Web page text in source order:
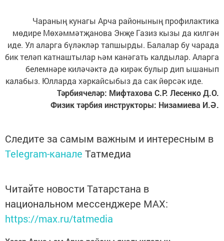
Чараның кунагы Арча районының профилактика
мөдире Мөхәммәтҗанова Энҗе Газиз кызы да килгән
иде. Ул аларга бүләкләр тапшырды. Балалар бу чарада
бик теләп катнаштылар һәм канәгать калдылар. Аларга
белемнәре киләчәктә дә кирәк булыр дип ышанып
калабыз. Юлларда хәркайсыбыз да сак йөрсәк иде.
Тәрбиячеләр: Мифтахова С.Р. Лесенко Д.О.
Физик тәрбия инструкторы: Низамиева И.Ә.
Следите за самым важным и интересным в
Telegram-канале Татмедиа
Читайте новости Татарстана в
национальном мессенджере MАХ:
https://max.ru/tatmedia